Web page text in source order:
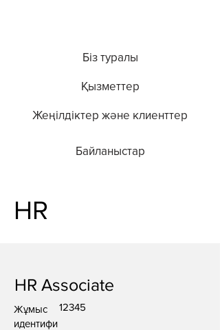
Біз туралы
Қызметтер
Жеңілдіктер және клиенттер
Байланыстар
HR
HR Associate
Жұмыс
идентифи
12345